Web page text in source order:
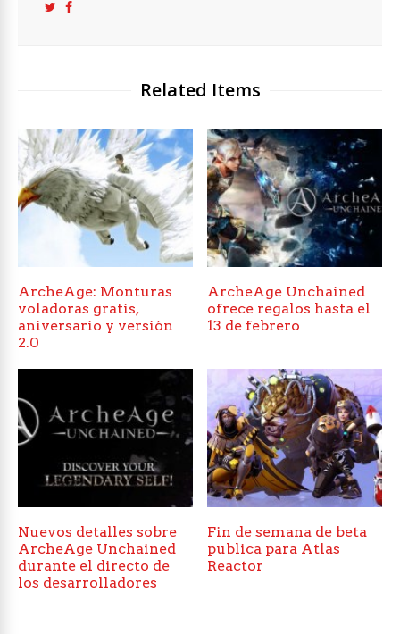
Related Items
ArcheAge: Monturas
voladoras gratis,
aniversario y versión
2.0
ArcheAge Unchained
ofrece regalos hasta el
13 de febrero
Nuevos detalles sobre
ArcheAge Unchained
durante el directo de
los desarrolladores
Fin de semana de beta
publica para Atlas
Reactor